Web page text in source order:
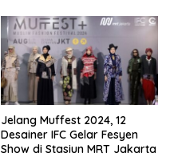
Jelang Muffest 2024, 12
Desainer IFC Gelar Fesyen
Show di Stasiun MRT Jakarta